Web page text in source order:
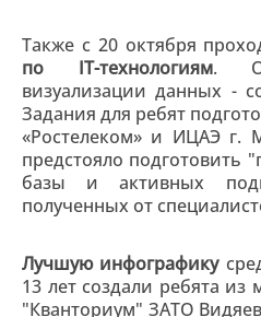
Также с 20 октября
по IT-технологиям.
визуализации данных -
Задания для ребят
«Ростелеком» и ИЦАЭ г.
предстояло подготовить
базы и активных
полученных от
Лучшую инфографику
13 лет создали ребята из
"Кванториум" ЗАТО